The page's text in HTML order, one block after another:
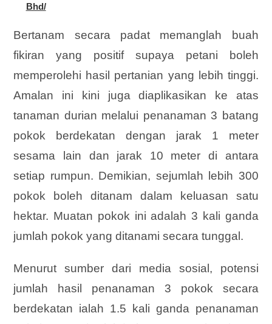
Bhd/
Bertanam secara padat memanglah buah
fikiran yang positif supaya petani boleh
memperolehi hasil pertanian yang lebih tinggi.
Amalan ini kini juga diaplikasikan ke atas
tanaman durian melalui penanaman 3 batang
pokok berdekatan dengan jarak 1 meter
sesama lain dan jarak 10 meter di antara
setiap rumpun. Demikian, sejumlah lebih 300
pokok boleh ditanam dalam keluasan satu
hektar. Muatan pokok ini adalah 3 kali ganda
jumlah pokok yang ditanami secara tunggal.
Menurut sumber dari media sosial, potensi
jumlah hasil penanaman 3 pokok secara
berdekatan ialah 1.5 kali ganda penanaman